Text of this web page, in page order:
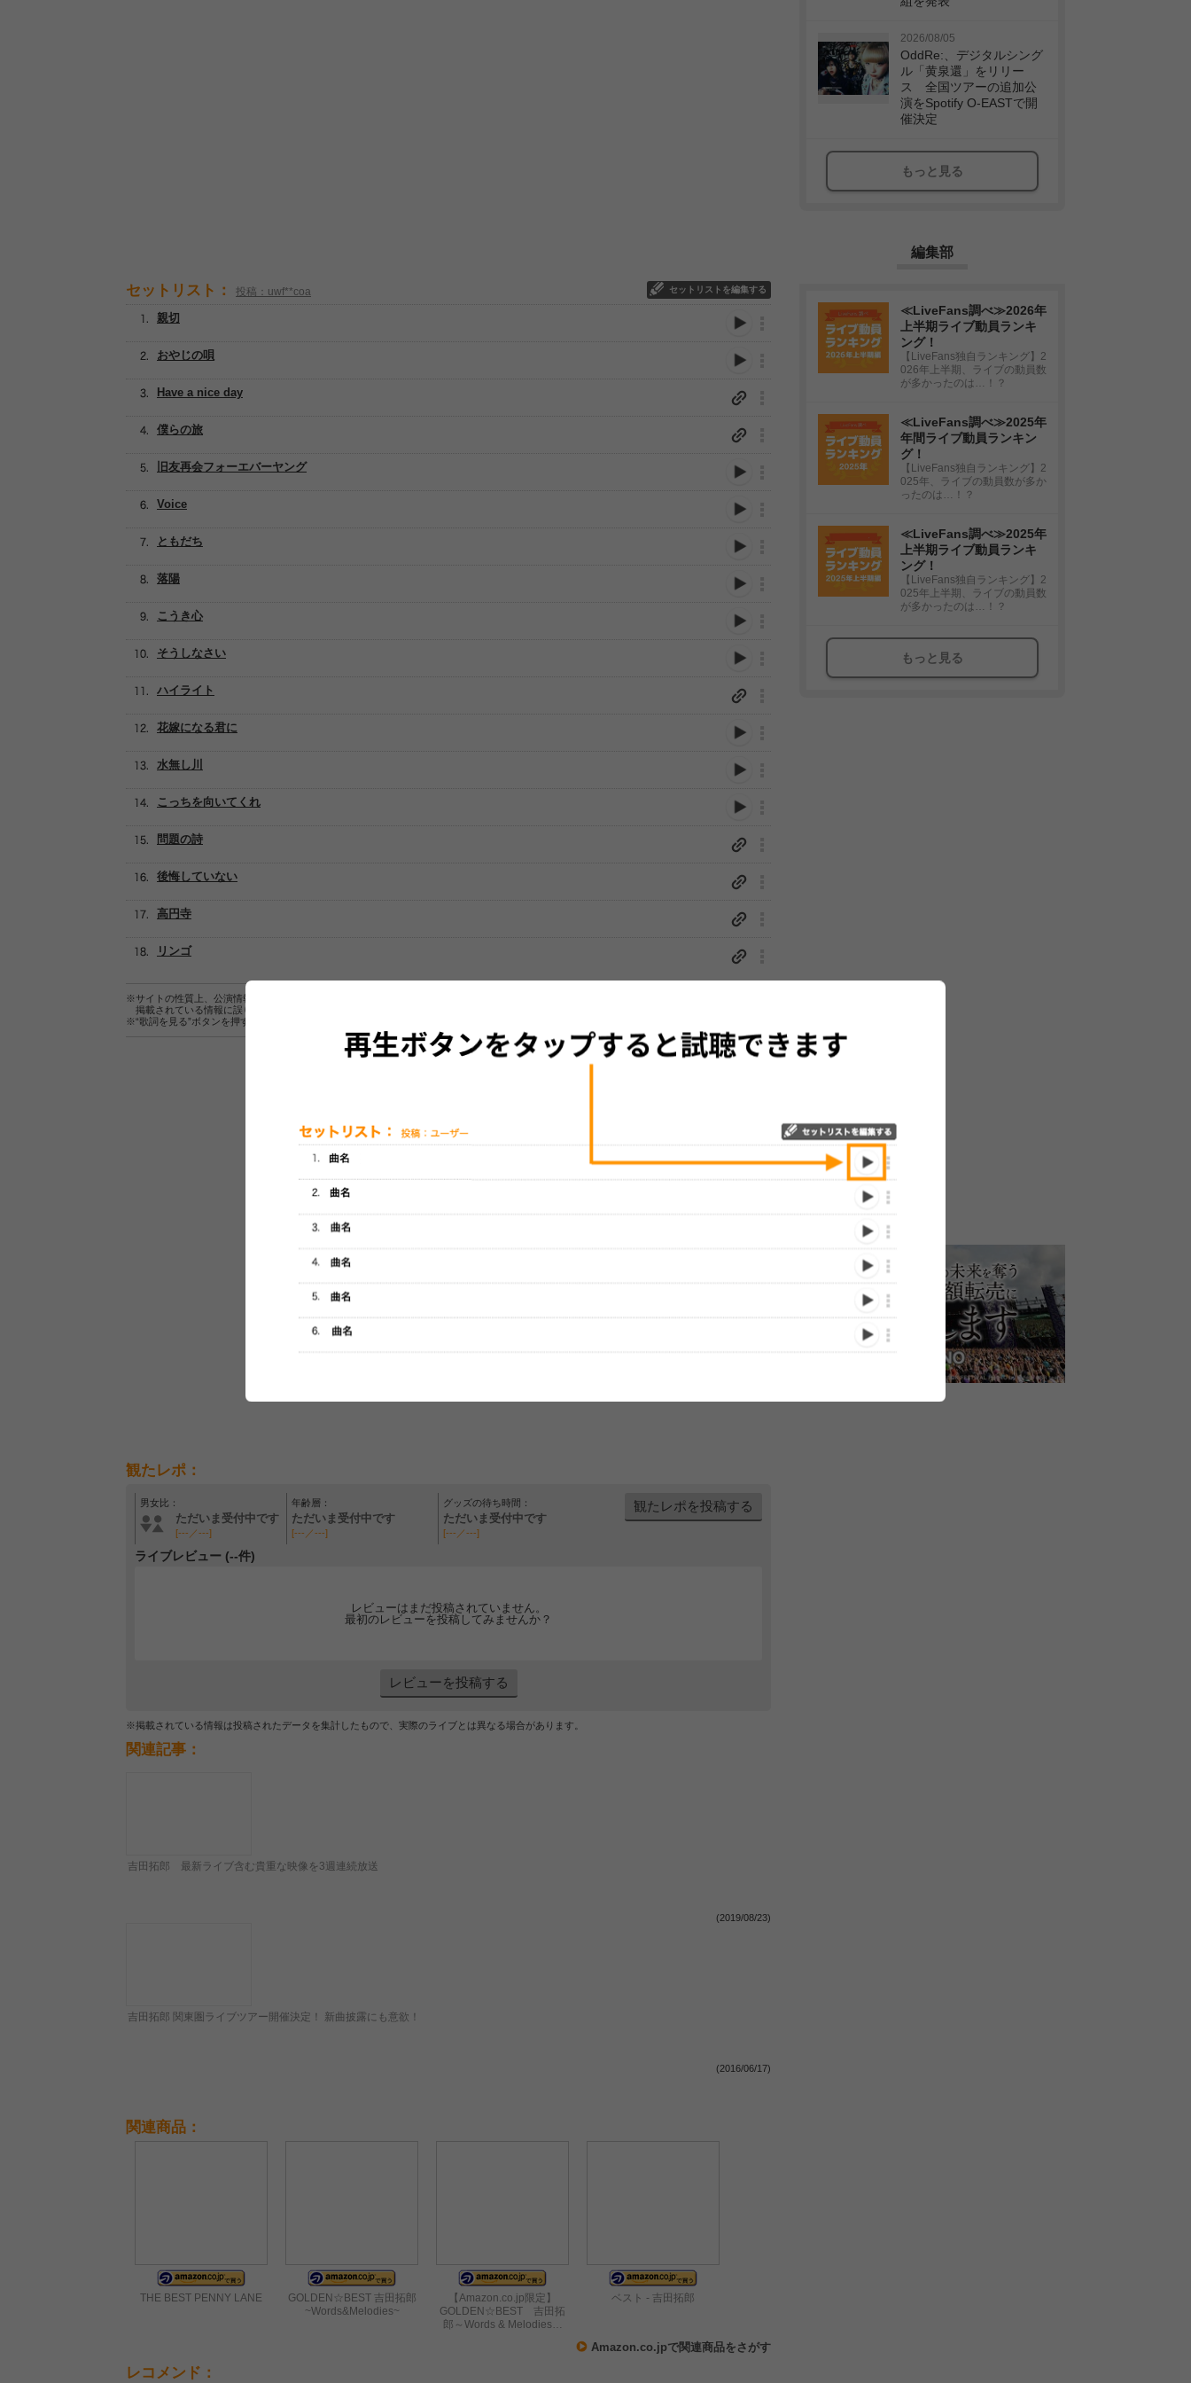
セットリスト： 投稿：uwf**coa セットリストを編集する
Voice
こうき心
僕らの旅
Have a nice day
旧友再会フォーエバーヤング
親切
ともだち
落陽
おやじの唄
そうしなさい
ハイライト
花嫁になる君に
水無し川
こっちを向いてくれ
問題の詩
後悔していない
高円寺
リンゴ
※サイトの性質上、公演情報およびセットリスト情報の正確性は保証されませんので、あらかじめご了承ください。
掲載されている情報に誤りがある場合は、
※“歌詞を見る”ボタンを押すと、株式会社ページワンが運営する歌詞サイト「
▼セットリストの誤りを報告する
セットリストをプレイリストにして保存する
観たレポ：
男女比：
ただいま受付中です
[---／---]
年齢層：
ただいま受付中です
[---／---]
グッズの待ち時間：
ただいま受付中です
[---／---]
観たレポを投稿する
ライブレビュー (--件)
レビューはまだ投稿されていません。
最初のレビューを投稿してみませんか？
レビューを投稿する
※掲載されている情報は投稿されたデータを集計したもので、実際のライブとは異なる場合があります。
関連記事：
吉田拓郎 最新ライブ含む貴重な映像を3週連続放送
(2019/08/23)
吉田拓郎 関東圏ライブツアー開催決定！ 新曲披露にも意欲！
(2016/06/17)
関連商品：
THE BEST PENNY LANE
GOLDEN☆BEST 吉田拓郎
~Words&Melodies~
【Amazon.co.jp限定】
GOLDEN☆BEST 吉田拓
郎～Words & Melodies…
ベスト - 吉田拓郎
Amazon.co.jpで関連商品をさがす
レコメンド：
2026/08/05
OddRe:、デジタルシング
ル「黄泉還」をリリー
ス 全国ツアーの追加公
演をSpotify O-EASTで開
催決定
もっと見る
編集部
≪LiveFans調べ≫2026年
上半期ライブ動員ランキ
ング！
【LiveFans独自ランキング】2
026年上半期、ライブの動員数
が多かったのは…！？
≪LiveFans調べ≫2025年
年間ライブ動員ランキン
グ！
【LiveFans独自ランキング】2
025年、ライブの動員数が多か
ったのは…！？
≪LiveFans調べ≫2025年
上半期ライブ動員ランキ
ング！
【LiveFans独自ランキング】2
025年上半期、ライブの動員数
が多かったのは…！？
もっと見る